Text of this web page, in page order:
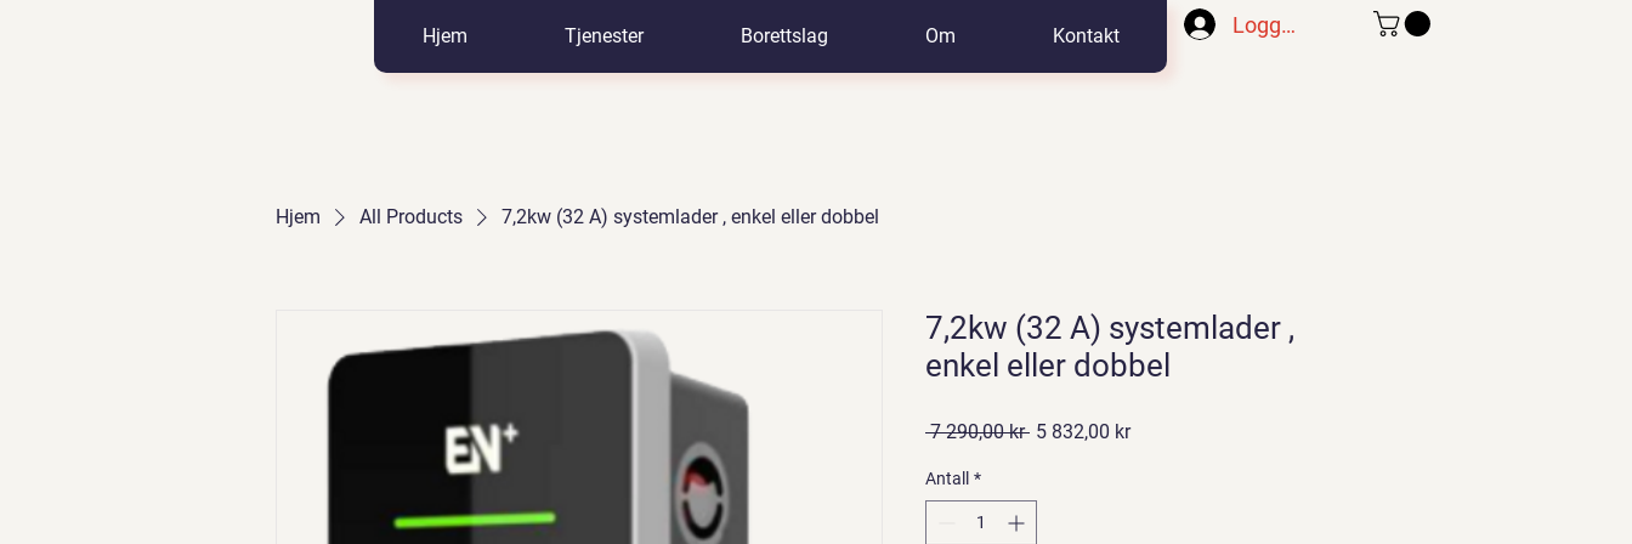
Hjem Tjenester Borettslag Om Kontakt Logg inn
Hjem All Products 7,2kw (32 A) systemlader , enkel eller dobbel
7,2kw (32 A) systemlader ,
enkel eller dobbel
7 290,00 kr Vanlig
5 832,00 krSalgspris
Antall *